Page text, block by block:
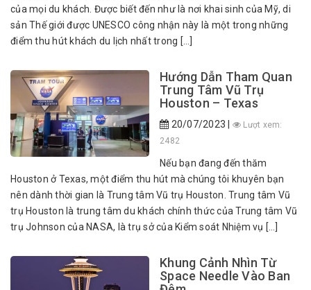
của mọi du khách. Được biết đến như là nơi khai sinh của Mỹ, di
sản Thế giới được UNESCO công nhận này là một trong những
điểm thu hút khách du lịch nhất trong […]
Hướng Dẫn Tham Quan
Trung Tâm Vũ Trụ
Houston – Texas
20/07/2023 |
Lượt xem:
2482
Nếu bạn đang đến thăm
Houston ở Texas, một điểm thu hút mà chúng tôi khuyên bạn
nên dành thời gian là Trung tâm Vũ trụ Houston. Trung tâm Vũ
trụ Houston là trung tâm du khách chính thức của Trung tâm Vũ
trụ Johnson của NASA, là trụ sở của Kiểm soát Nhiệm vụ […]
Khung Cảnh Nhìn Từ
Space Needle Vào Ban